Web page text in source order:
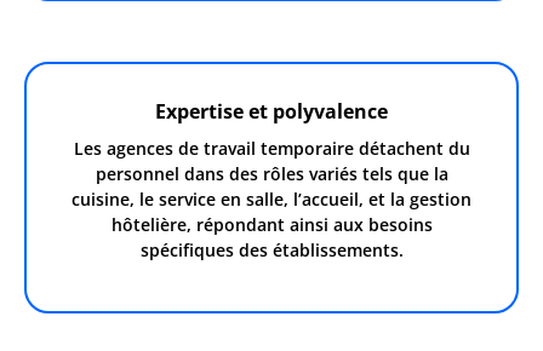
Expertise et polyvalence
Les agences de travail temporaire détachent du
personnel dans des rôles variés tels que la
cuisine, le service en salle, l’accueil, et la gestion
hôtelière, répondant ainsi aux besoins
spécifiques des établissements.